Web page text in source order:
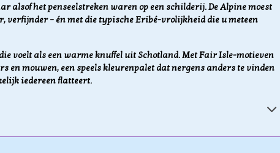
alsof het penseelstreken waren op een schilderij. De Alpine moest
verfijnder – én met die typische Eribé-vrolijkheid die u meteen
voelt als een warme knuffel uit Schotland. Met Fair Isle-motieven
en mouwen, een speels kleurenpalet dat nergens anders te vinden
iedereen flatteert.